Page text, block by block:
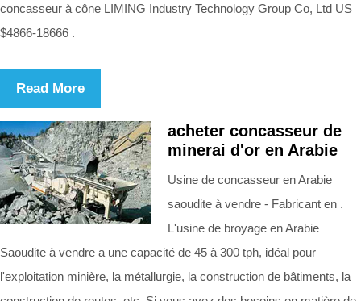
concasseur à cône LIMING Industry Technology Group Co, Ltd US
$4866-18666 .
Read More
acheter concasseur de
minerai d'or en Arabie
Usine de concasseur en Arabie
saoudite à vendre - Fabricant en .
L'usine de broyage en Arabie
Saoudite à vendre a une capacité de 45 à 300 tph, idéal pour
l'exploitation minière, la métallurgie, la construction de bâtiments, la